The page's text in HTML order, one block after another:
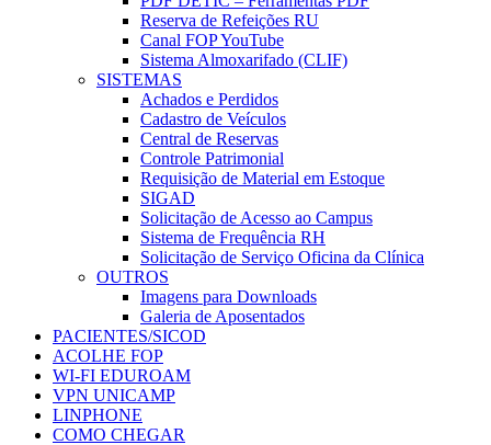
Reserva de Refeições RU
Canal FOP YouTube
Sistema Almoxarifado (CLIF)
SISTEMAS
Achados e Perdidos
Cadastro de Veículos
Central de Reservas
Controle Patrimonial
Requisição de Material em Estoque
SIGAD
Solicitação de Acesso ao Campus
Sistema de Frequência RH
Solicitação de Serviço Oficina da Clínica
OUTROS
Imagens para Downloads
Galeria de Aposentados
PACIENTES/SICOD
ACOLHE FOP
WI-FI EDUROAM
VPN UNICAMP
LINPHONE
COMO CHEGAR